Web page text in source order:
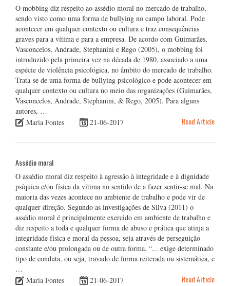
O mobbing diz respeito ao assédio moral no mercado de trabalho,
sendo visto como uma forma de bullying no campo laboral. Pode
acontecer em qualquer contexto ou cultura e traz consequências
graves para a vítima e para a empresa. De acordo com Guimarães,
Vasconcelos, Andrade, Stephanini e Rego (2005), o mobbing foi
introduzido pela primeira vez na década de 1980, associado a uma
espécie de violência psicológica, no âmbito do mercado de trabalho.
Trata-se de uma forma de bullying psicológico e pode acontecer em
qualquer contexto ou cultura no meio das organizações (Guimarães,
Vasconcelos, Andrade, Stephanini, & Rego, 2005). Para alguns
autores, …
Maria Fontes
21-06-2017 Read Article
Assédio moral
O assédio moral diz respeito à agressão à integridade e à dignidade
psíquica e/ou física da vítima no sentido de a fazer sentir-se mal. Na
maioria das vezes acontece no ambiente de trabalho e pode vir de
qualquer direção. Segundo as investigações de Silva (2011) o
assédio moral é principalmente exercido em ambiente de trabalho e
diz respeito a toda e qualquer forma de abuso e prática que atinja a
integridade física e moral da pessoa, seja através de perseguição
constante e/ou prolongada ou de outra forma. “... exige determinado
tipo de conduta, ou seja, travado de forma reiterada ou sistemática, e
…
Maria Fontes
21-06-2017 Read Article